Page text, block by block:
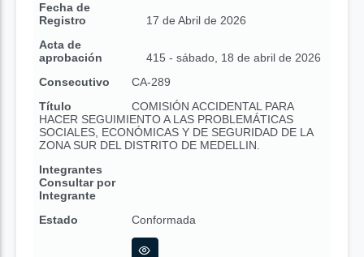
Fecha de
Registro
17 de Abril de 2026
Acta de
aprobación
415 - sábado, 18 de abril de 2026
Consecutivo
CA-289
Título
COMISIÓN ACCIDENTAL PARA
HACER SEGUIMIENTO A LAS PROBLEMÁTICAS
SOCIALES, ECONÓMICAS Y DE SEGURIDAD DE LA
ZONA SUR DEL DISTRITO DE MEDELLIN.
Integrantes
Consultar por
Integrante
Estado
Conformada